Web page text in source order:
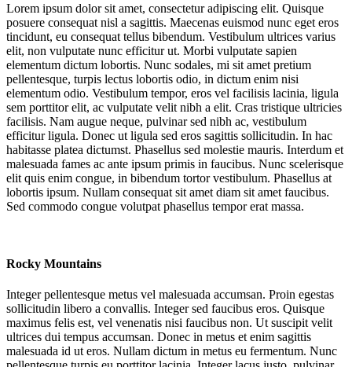
Lorem ipsum dolor sit amet, consectetur adipiscing elit. Quisque
posuere consequat nisl a sagittis. Maecenas euismod nunc eget eros
tincidunt, eu consequat tellus bibendum. Vestibulum ultrices varius
elit, non vulputate nunc efficitur ut. Morbi vulputate sapien
elementum dictum lobortis. Nunc sodales, mi sit amet pretium
pellentesque, turpis lectus lobortis odio, in dictum enim nisi
elementum odio. Vestibulum tempor, eros vel facilisis lacinia, ligula
sem porttitor elit, ac vulputate velit nibh a elit. Cras tristique ultricies
facilisis. Nam augue neque, pulvinar sed nibh ac, vestibulum
efficitur ligula. Donec ut ligula sed eros sagittis sollicitudin. In hac
habitasse platea dictumst. Phasellus sed molestie mauris. Interdum et
malesuada fames ac ante ipsum primis in faucibus. Nunc scelerisque
elit quis enim congue, in bibendum tortor vestibulum. Phasellus at
lobortis ipsum. Nullam consequat sit amet diam sit amet faucibus.
Sed commodo congue volutpat phasellus tempor erat massa.
Rocky Mountains
Integer pellentesque metus vel malesuada accumsan. Proin egestas
sollicitudin libero a convallis. Integer sed faucibus eros. Quisque
maximus felis est, vel venenatis nisi faucibus non. Ut suscipit velit
ultrices dui tempus accumsan. Donec in metus et enim sagittis
malesuada id ut eros. Nullam dictum in metus eu fermentum. Nunc